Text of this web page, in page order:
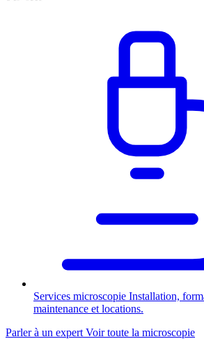
Services microscopie Installation,
maintenance et locations.
Parler à un expert Voir toute la microscopie